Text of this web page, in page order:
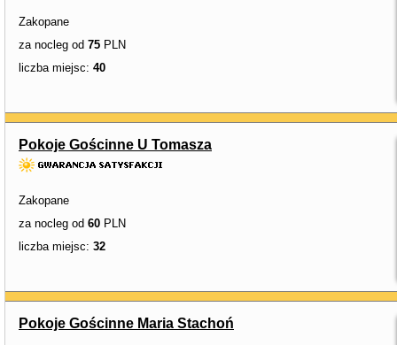
Zakopane
za nocleg od 75 PLN
liczba miejsc: 40
Pokoje Gościnne U Tomasza
Zakopane
za nocleg od 60 PLN
liczba miejsc: 32
Pokoje Gościnne Maria Stachoń